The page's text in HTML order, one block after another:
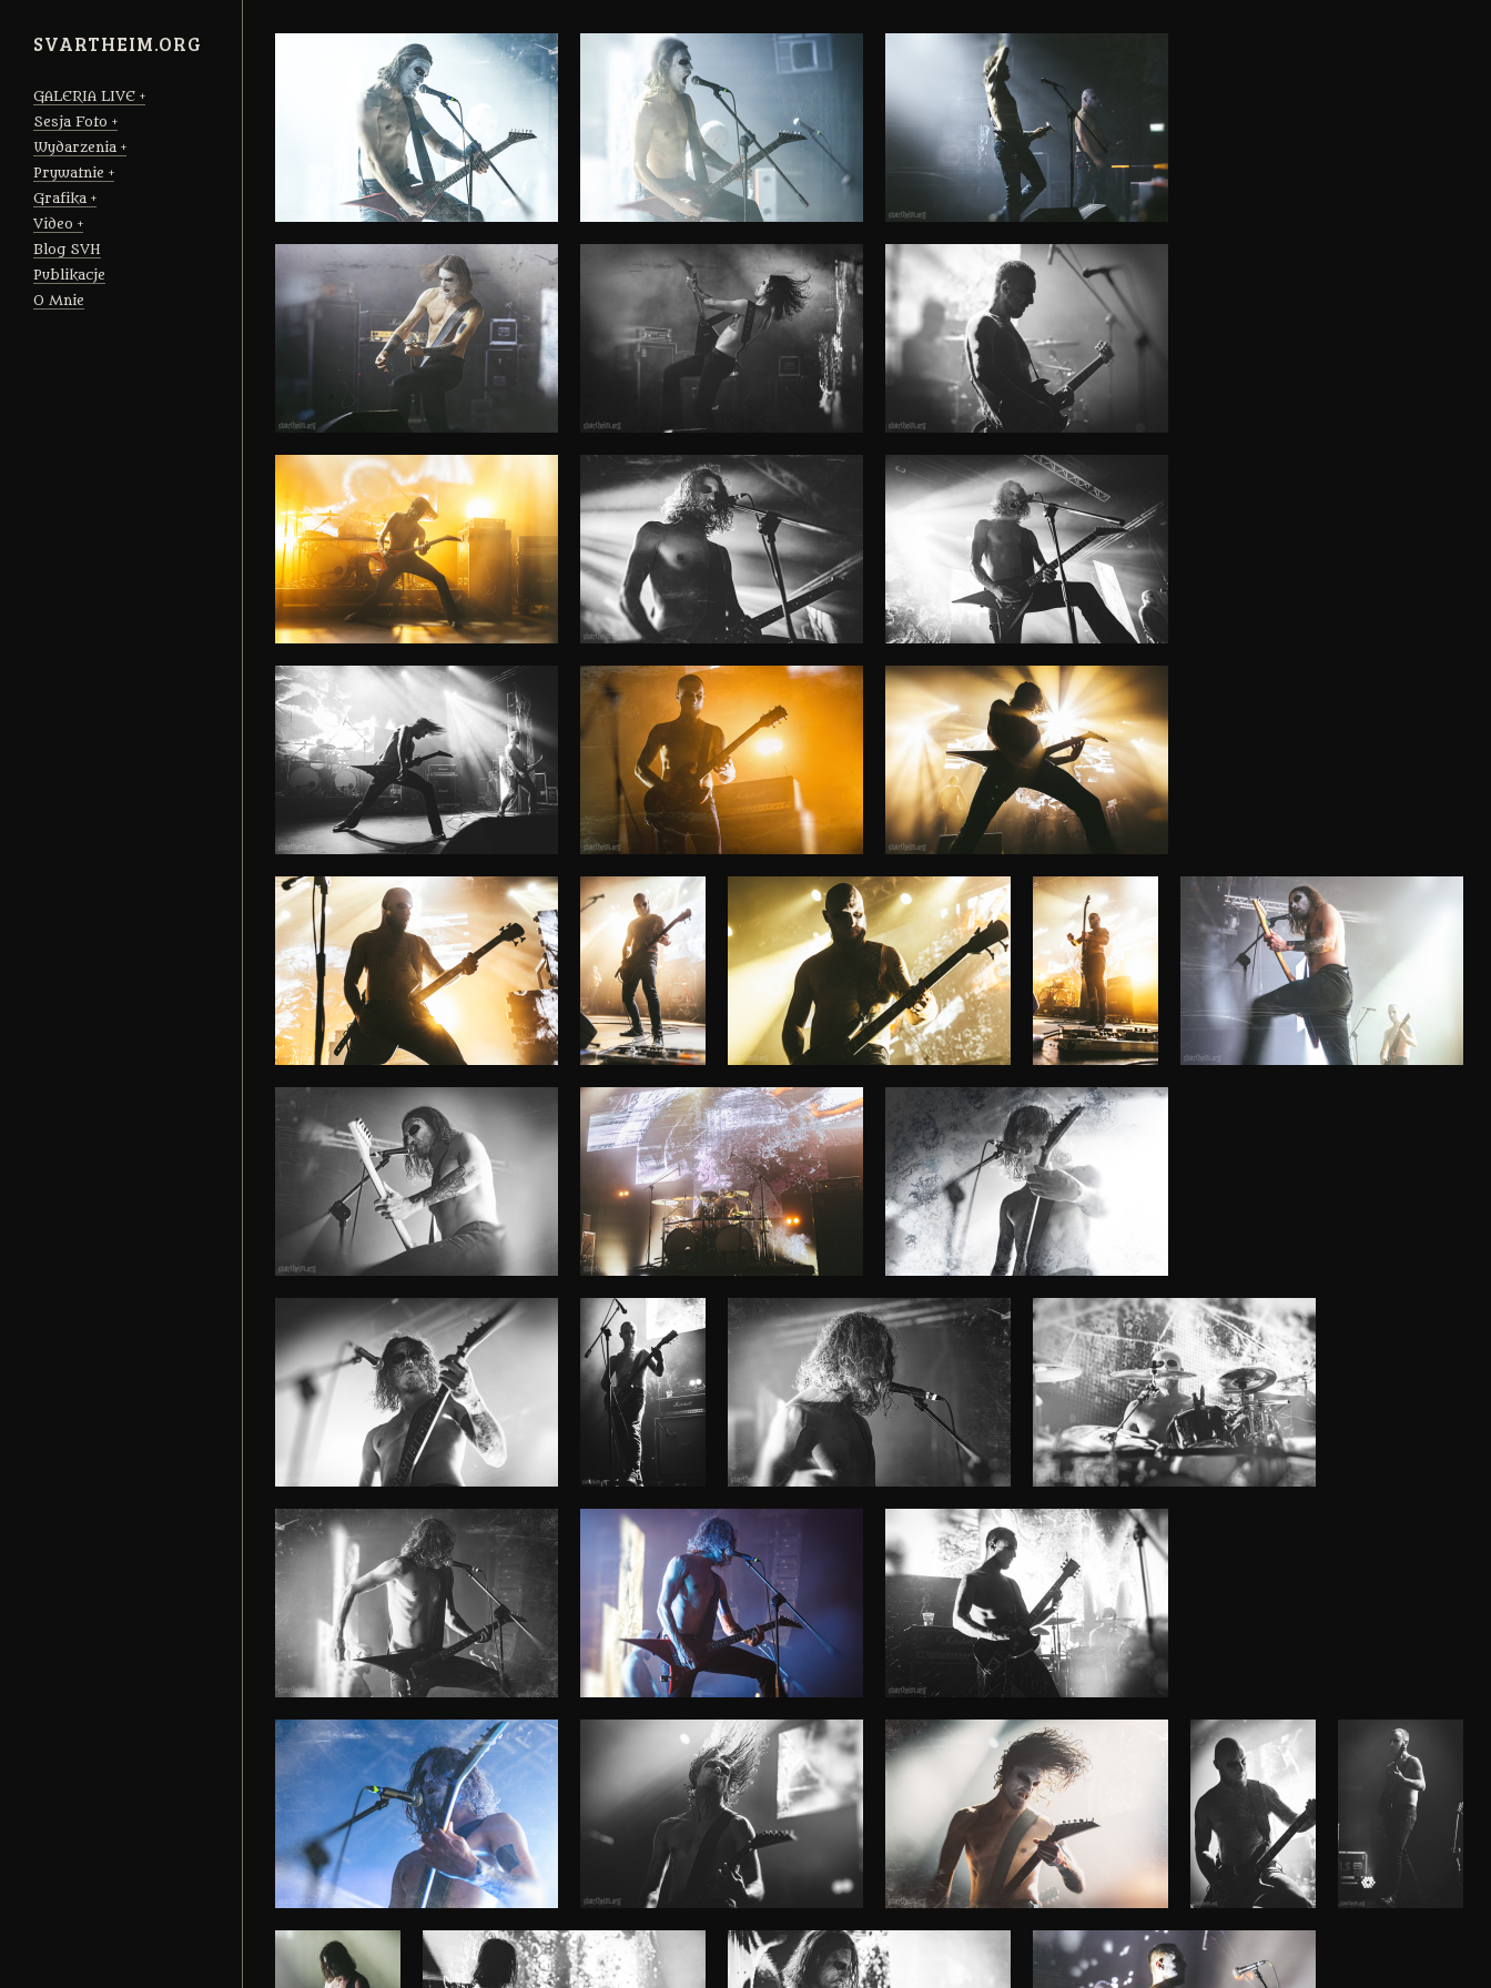
SVARTHEIM.ORG
GALERIA LIVE
Sesja Foto
Wydarzenia
Prywatnie
Grafika
Video
Blog SVH
Publikacje
O Mnie